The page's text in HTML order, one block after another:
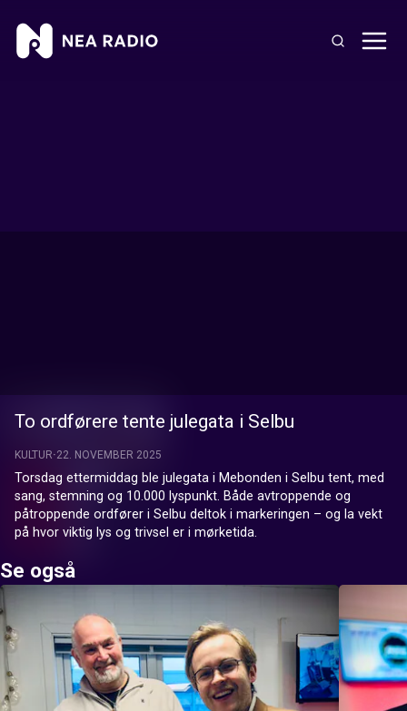
To ordførere tente julegata i Selbu
KULTUR 22. NOVEMBER 2025
Torsdag ettermiddag ble julegata i Mebonden i Selbu tent, med
sang, stemning og 10.000 lyspunkt. Både avtroppende og
påtroppende ordfører i Selbu deltok i markeringen – og la vekt
på hvor viktig lys og trivsel er i mørketida.
Se også